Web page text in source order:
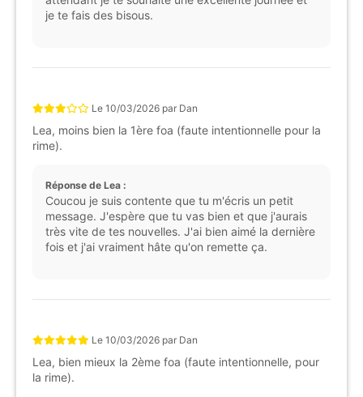
je te fais des bisous.
Le 10/03/2026 par Dan
Lea, moins bien la 1ère foa (faute intentionnelle pour la
rime).
Réponse de Lea :
Coucou je suis contente que tu m'écris un petit
message. J'espère que tu vas bien et que j'aurais
très vite de tes nouvelles. J'ai bien aimé la dernière
fois et j'ai vraiment hâte qu'on remette ça.
Le 10/03/2026 par Dan
Lea, bien mieux la 2ème foa (faute intentionnelle, pour
la rime).